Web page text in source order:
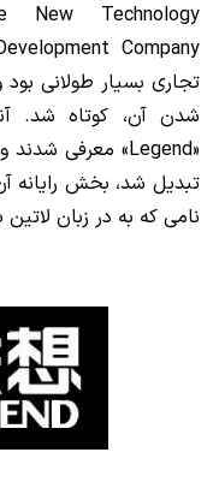
New Technology
Company
تجاری بسیار طولانی
شدن آن، کوتاه شد.
«
Legend» معرفی شدند
تبدیل شد، بخش رایانه
نامی که به در زبان